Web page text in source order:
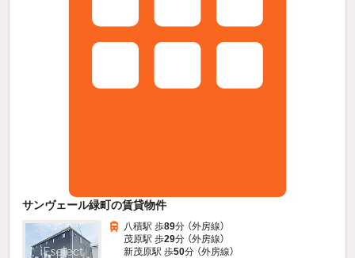
サンヴェール緑町の賃貸物件
八積駅 歩89分 （外房線）
茂原駅 歩29分 （外房線）
新茂原駅 歩50分 （外房線）